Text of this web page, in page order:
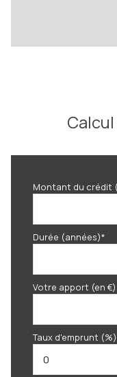
Montant du crédit
Durée (années)*
Votre apport (en
Taux d'emprunt